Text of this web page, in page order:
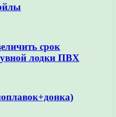
срок
лодки ПВХ